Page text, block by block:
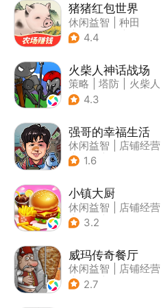
猪猪红包世界
休闲益智
种田
| 田园生活
4.4
火柴人神话战场
策略 塔防
火柴人
| 休闲益智
4.3
强哥的幸福生活
休闲益智
店铺经营
| 卡通
1.6
小镇大厨
休闲益智
店铺经营
| 美食
3.2
威玛传奇餐厅
休闲益智
店铺经营
| 美食
2.7